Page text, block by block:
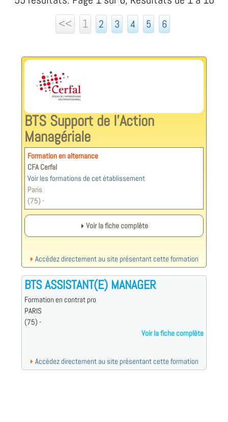
<<
1 2 3 4 5 6
BTS Support de l'Action
Managériale
Formation en alternance
CFA Cerfal
Voir les formations de cet établissement
Paris
(75) -
Voir la fiche complète
Accédez directement au site présentant cette formation
BTS ASSISTANT(E) MANAGER
Formation en contrat pro
PARIS
(75) -
Voir la fiche complète
Accédez directement au site présentant cette formation